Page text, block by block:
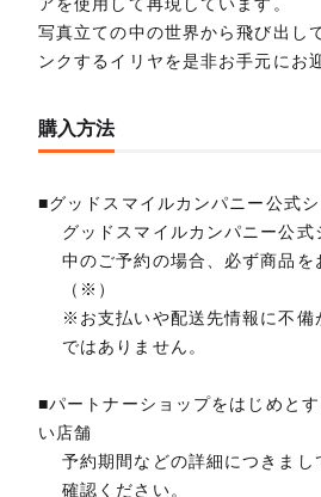
写真立ての中の世界から飛び出し
ンクするイリヤを是非お手元にお
購入方法
■グッドスマイルカンパニー公式
グッドスマイルカンパニー公式
中のご予約の場合、必ず商品を
（※）
※お支払いや配送先情報に不備
ではありません。
■パートナーショップをはじめと
い店舗
予約期間などの詳細につきま
確認ください。